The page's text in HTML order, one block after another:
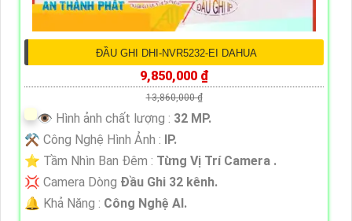
ĐẦU GHI DHI-NVR5232-EI DAHUA
9,850,000 ₫
13,860,000 ₫
👁 Hình ảnh chất lượng : 32 MP.
⚒ Công Nghệ Hình Ảnh :
IP.
⭐ Tầm Nhìn Ban Đêm : Từng Vị Trí Camera .
💢 Camera Dòng Đầu Ghi 32 kênh.
️🔔 Khả Năng : Công Nghệ AI.